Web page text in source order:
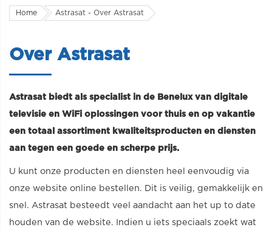
Home Astrasat - Over Astrasat
Over Astrasat
Astrasat biedt als specialist in de Benelux van digitale
televisie en WiFi oplossingen voor thuis en op vakantie
een totaal assortiment kwaliteitsproducten en diensten
aan tegen een goede en scherpe prijs.
U kunt onze producten en diensten heel eenvoudig via
onze website online bestellen. Dit is veilig, gemakkelijk en
snel. Astrasat besteedt veel aandacht aan het up to date
houden van de website. Indien u iets speciaals zoekt wat